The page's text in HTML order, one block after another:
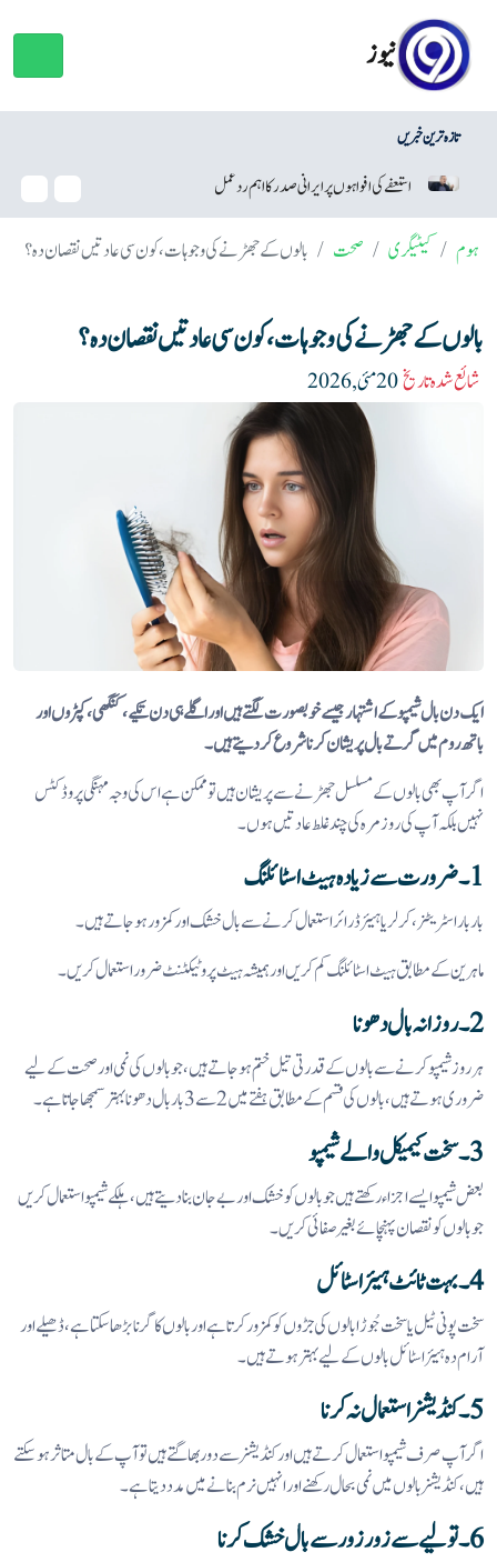
نیوز
تازہ ترین خبریں
وائٹ ہاؤس بال روم منصوبہ، ٹرمپ کو عدالت سے بڑا جھٹکا
ہوم کیٹیگری صحت بالوں کے جھڑنے کی وجوہات، کون سی عادتیں نقصان دہ؟
بالوں کے جھڑنے کی وجوہات، کون سی عادتیں نقصان دہ؟
شائع شدہ تاریخ
ایک دن بال شیمپو کے اشتہار جیسے خوبصورت لگتے ہیں اور اگلے ہی دن تکیے، کنگھی، کپڑوں اور
باتھ روم میں گرتے بال پریشان کرنا شروع کر دیتے ہیں۔
اگر آپ بھی بالوں کے مسلسل جھڑنے سے پریشان ہیں تو ممکن ہے اس کی وجہ مہنگی پروڈکٹس
نہیں بلکہ آپ کی روزمرہ کی چند غلط عادتیں ہوں۔
1۔ ضرورت سے زیادہ ہیٹ اسٹائلنگ
بار بار اسٹریٹنر، کرلر یا ہیئر ڈرائر استعمال کرنے سے بال خشک اور کمزور ہو جاتے ہیں۔
ماہرین کے مطابق ہیٹ اسٹائلنگ کم کریں اور ہمیشہ ہیٹ پروٹیکٹنٹ ضرور استعمال کریں۔
2۔ روزانہ بال دھونا
ہر روز شیمپو کرنے سے بالوں کے قدرتی تیل ختم ہو جاتے ہیں، جو بالوں کی نمی اور صحت کے لیے
ضروری ہوتے ہیں، بالوں کی قسم کے مطابق ہفتے میں 2 سے 3 بار بال دھونا بہتر سمجھا جاتا ہے۔
3۔ سخت کیمیکل والے شیمپو
بعض شیمپو ایسے اجزاء رکھتے ہیں جو بالوں کو خشک اور بے جان بنا دیتے ہیں، ہلکے شیمپو استعمال کریں
جو بالوں کو نقصان پہنچائے بغیر صفائی کریں۔
4۔ بہت ٹائٹ ہیئر اسٹائل
سخت پونی ٹیل یا سخت جُوڑا بالوں کی جڑوں کو کمزور کرتا ہے اور بالوں کا گرنا بڑھا سکتا ہے، ڈھیلے اور
آرام دہ ہیئر اسٹائل بالوں کے لیے بہتر ہوتے ہیں۔
5۔ کنڈیشنر استعمال نہ کرنا
اگر آپ صرف شیمپو استعمال کرتے ہیں اور کنڈیشنر سے دور بھاگتے ہیں تو آپ کے بال متاثر ہو سکتے
ہیں، کنڈیشنر بالوں میں نمی بحال رکھنے اور انہیں نرم بنانے میں مدد دیتا ہے۔
6۔ تولیے سے زور زور سے بال خشک کرنا